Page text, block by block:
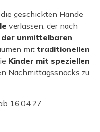
geschickten Hände
verlassen, der nach
unmittelbaren
mit traditionellen
Kinder mit speziellen
Nachmittagssnacks zu
16.04.27